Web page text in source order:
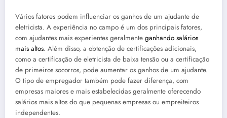
Vários fatores podem influenciar os ganhos de um ajudante de
eletricista. A experiência no campo é um dos principais fatores,
com ajudantes mais experientes geralmente ganhando salários
mais altos. Além disso, a obtenção de certificações adicionais,
como a certificação de eletricista de baixa tensão ou a certificação
de primeiros socorros, pode aumentar os ganhos de um ajudante.
O tipo de empregador também pode fazer diferença, com
empresas maiores e mais estabelecidas geralmente oferecendo
salários mais altos do que pequenas empresas ou empreiteiros
independentes.